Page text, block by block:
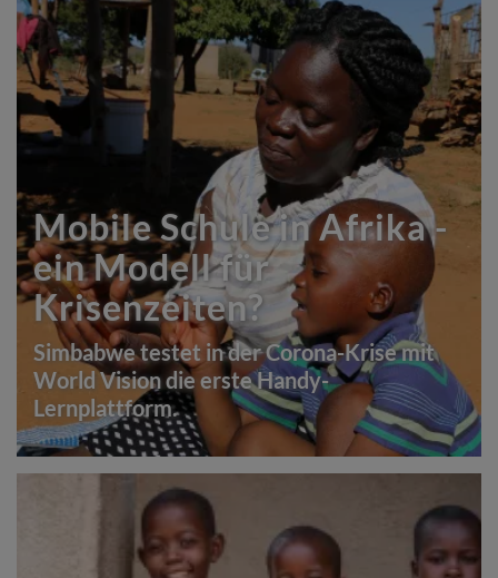
Mobile Schule in Afrika -
ein Modell für
Krisenzeiten?
Simbabwe testet in der Corona-Krise mit
World Vision die erste Handy-
Lernplattform.